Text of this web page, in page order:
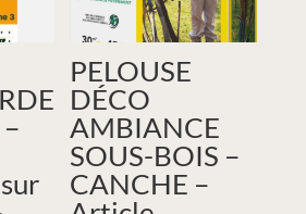
PELOUSE
DÉCO
AMBIANCE
SOUS-BOIS –
CANCHE –